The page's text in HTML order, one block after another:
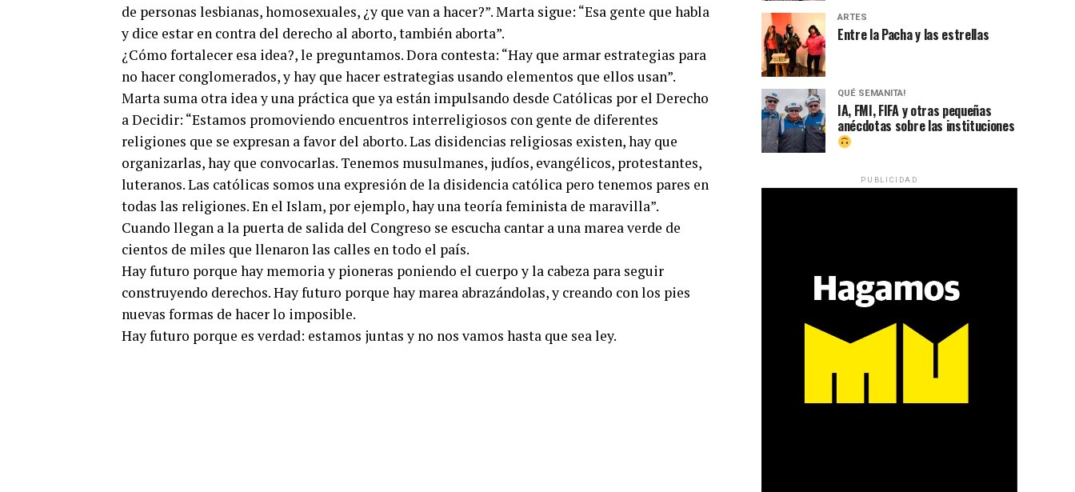
de personas lesbianas, homosexuales, ¿y que van a hacer?”. Marta sigue: “Esa gente que habla
y dice estar en contra del derecho al aborto, también aborta”.
¿Cómo fortalecer esa idea?, le preguntamos. Dora contesta: “Hay que armar estrategias para
no hacer conglomerados, y hay que hacer estrategias usando elementos que ellos usan”.
Marta suma otra idea y una práctica que ya están impulsando desde Católicas por el Derecho
a Decidir: “Estamos promoviendo encuentros interreligiosos con gente de diferentes
religiones que se expresan a favor del aborto. Las disidencias religiosas existen, hay que
organizarlas, hay que convocarlas. Tenemos musulmanes, judíos, evangélicos, protestantes,
luteranos. Las católicas somos una expresión de la disidencia católica pero tenemos pares en
todas las religiones. En el Islam, por ejemplo, hay una teoría feminista de maravilla”.
Cuando llegan a la puerta de salida del Congreso se escucha cantar a una marea verde de
cientos de miles que llenaron las calles en todo el país.
Hay futuro porque hay memoria y pioneras poniendo el cuerpo y la cabeza para seguir
construyendo derechos. Hay futuro porque hay marea abrazándolas, y creando con los pies
nuevas formas de hacer lo imposible.
Hay futuro porque es verdad: estamos juntas y no nos vamos hasta que sea ley.
ARTES
Entre la Pacha y las estrellas
QUÉ SEMANITA!
IA, FMI, FIFA y otras pequeñas
anécdotas sobre las instituciones
PUBLICIDAD